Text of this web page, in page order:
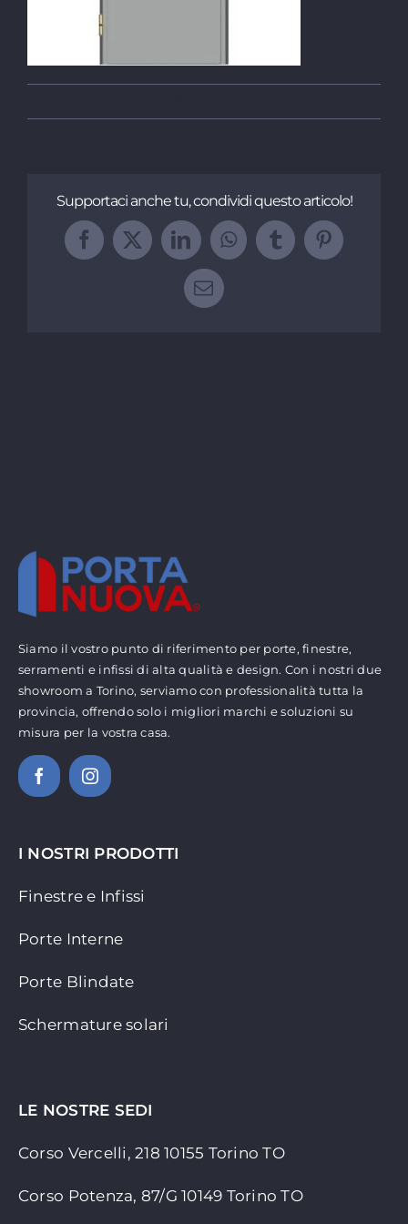
Supportaci anche tu, condividi questo articolo!
Facebook
X LinkedInWhatsApp
TumblrPinterest
Email
Siamo il vostro punto di riferimento per porte, finestre,
serramenti e infissi di alta qualità e design. Con i nostri due
showroom a Torino, serviamo con professionalità tutta la
provincia, offrendo solo i migliori marchi e soluzioni su
misura per la vostra casa.
I NOSTRI PRODOTTI
Finestre e Infissi
Porte Interne
Porte Blindate
Schermature solari
LE NOSTRE SEDI
Corso Vercelli, 218 10155 Torino TO
Corso Potenza, 87/G 10149 Torino TO